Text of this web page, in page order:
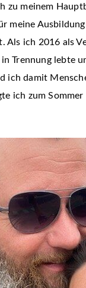
zu meinem
meine
Als ich 2016 als
Trennung lebte
ich damit
ich zum